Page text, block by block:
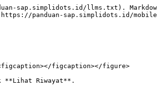
sap.simplidots.id/llms.txt).
panduan-sap.simplidots.id/
figcaption></figure>
**Lihat Riwayat**.